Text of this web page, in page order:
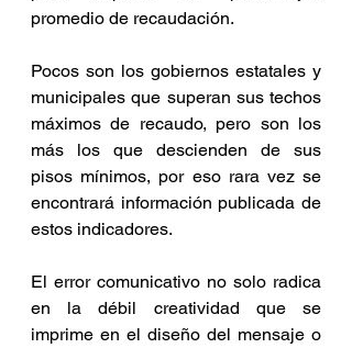
promedio de recaudación.
Pocos son los gobiernos estatales y
municipales que superan sus techos
máximos de recaudo, pero son los
más los que descienden de sus
pisos mínimos, por eso rara vez se
encontrará información publicada de
estos indicadores.
El error comunicativo no solo radica
en la débil creatividad que se
imprime en el diseño del mensaje o